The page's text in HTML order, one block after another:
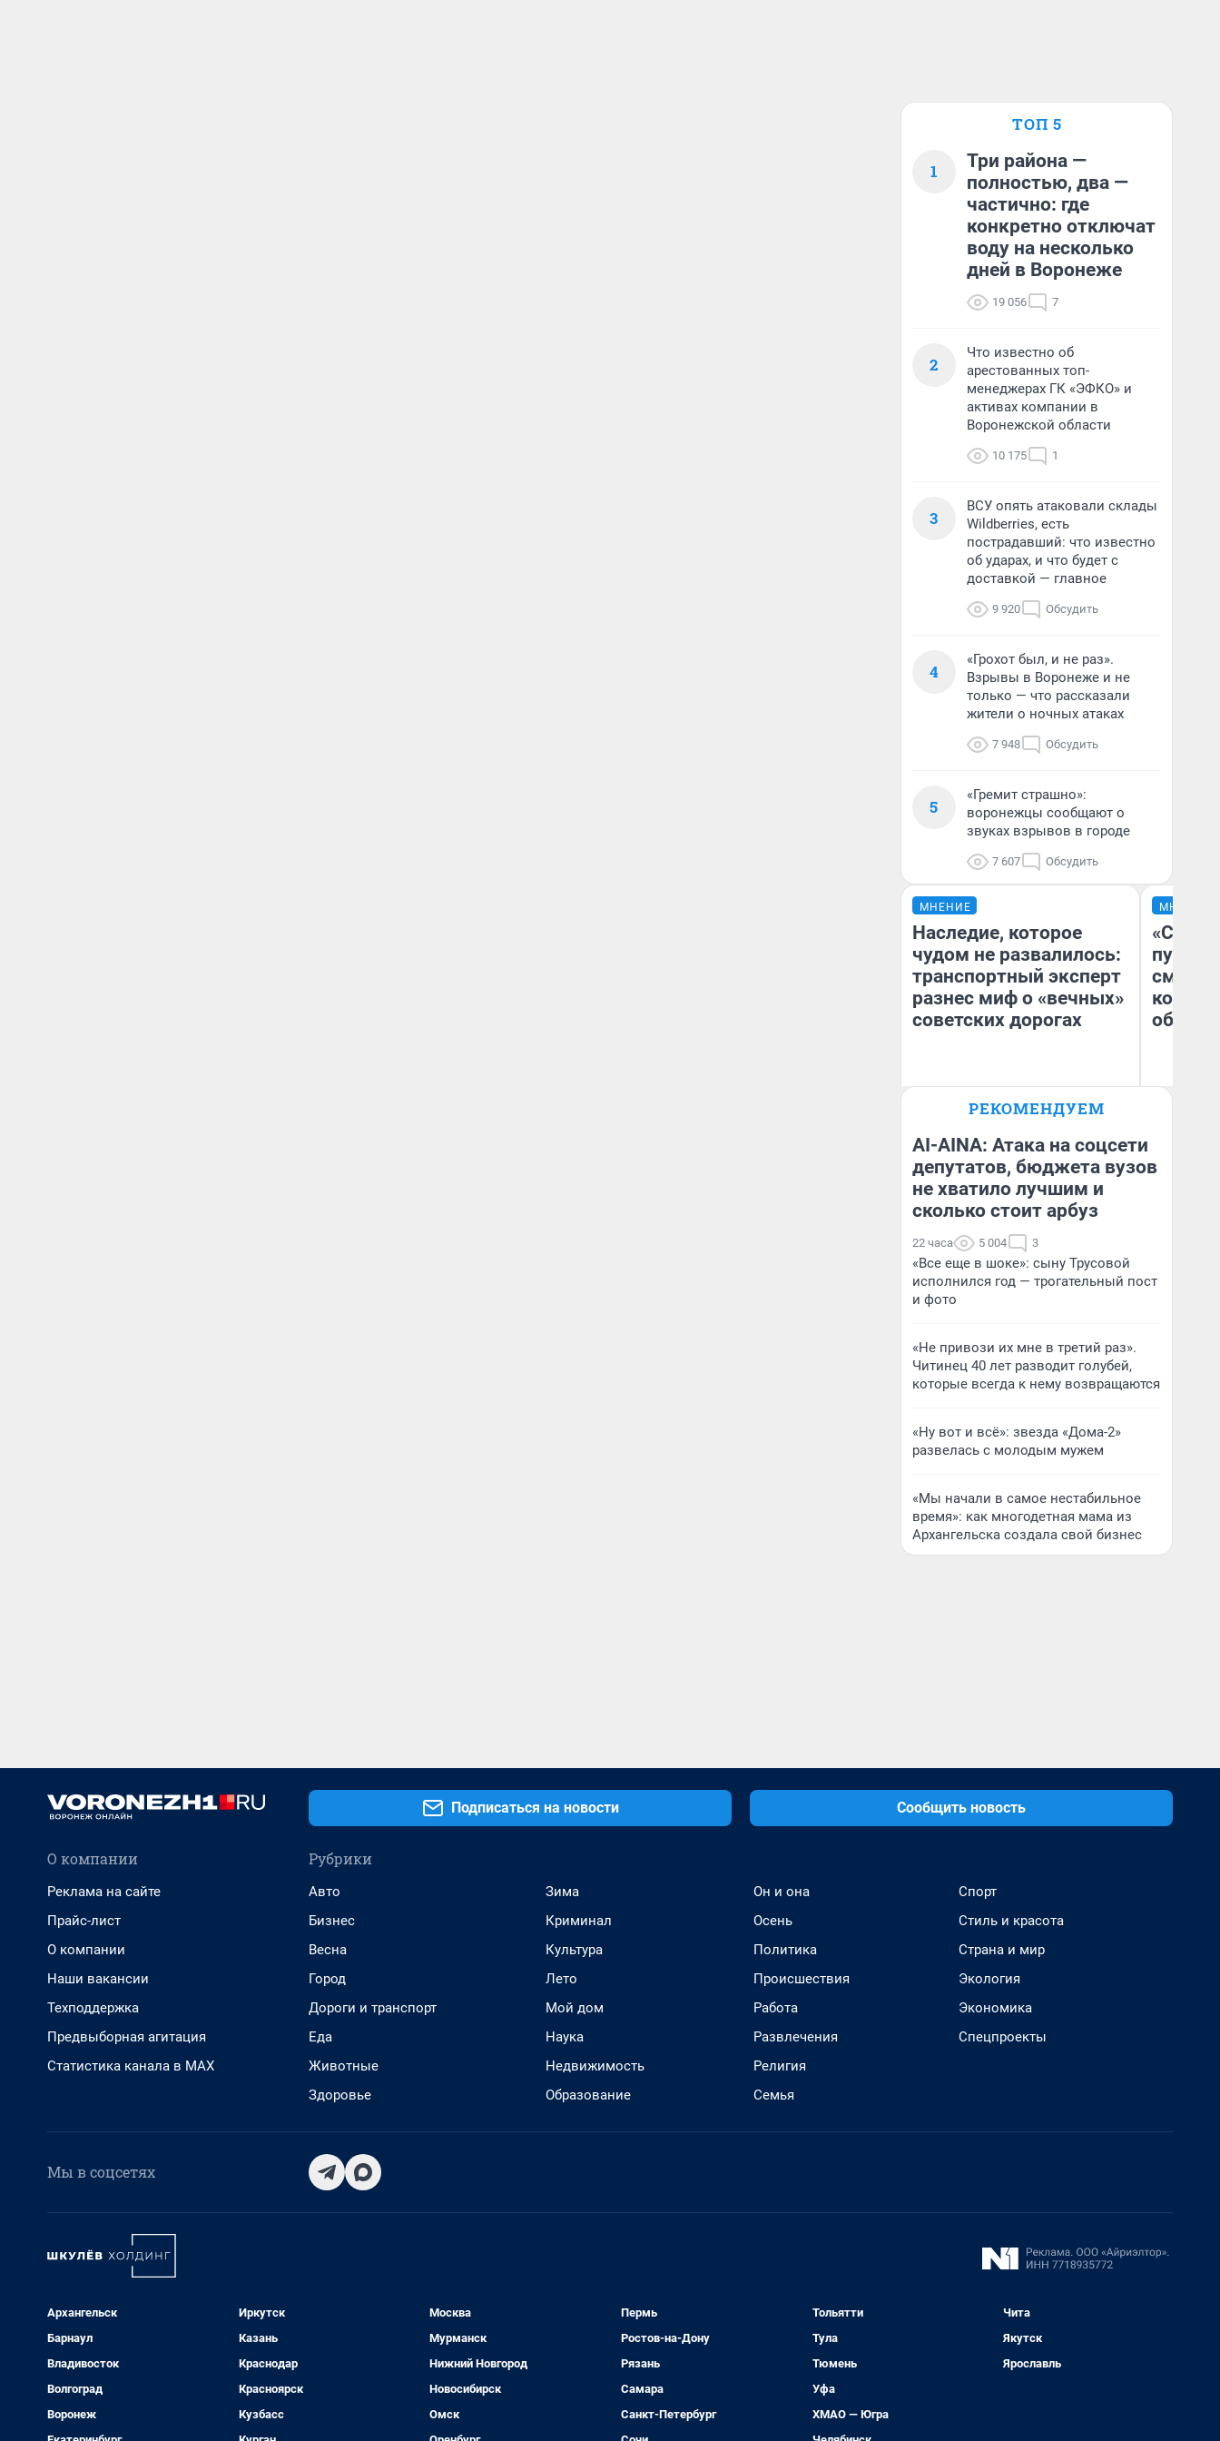
ТОП 5
1
Три района —
полностью, два —
частично: где
конкретно отключат
воду на несколько
дней в Воронеже
19 056 7
2
Что известно об
арестованных топ-
менеджерах ГК «ЭФКО» и
активах компании в
Воронежской области
10 175 1
3
ВСУ опять атаковали склады
Wildberries, есть
пострадавший: что известно
об ударах, и что будет с
доставкой — главное
9 920 Обсудить
4
«Грохот был, и не раз».
Взрывы в Воронеже и не
только — что рассказали
жители о ночных атаках
7 948 Обсудить
5
«Гремит страшно»:
воронежцы сообщают о
звуках взрывов в городе
7 607 Обсудить
МНЕНИЕ
Наследие, которое
чудом не развалилось:
транспортный эксперт
разнес миф о «вечных»
советских дорогах
Блогер, предприниматель,
бизнесе
МНЕНИЕ
РЕКОМЕНДУЕМ
AI-AINA: Атака на соцсети
депутатов, бюджета вузов
не хватило лучшим и
сколько стоит арбуз
22 часа 5 004 3
«Все еще в шоке»: сыну Трусовой
исполнился год — трогательный пост
и фото
«Не привози их мне в третий раз».
Читинец 40 лет разводит голубей,
которые всегда к нему возвращаются
«Ну вот и всё»: звезда «Дома-2»
развелась с молодым мужем
«Мы начали в самое нестабильное
время»: как многодетная мама из
Архангельска создала свой бизнес
Подписаться на новости Сообщить новость
О компании
Реклама на сайте
Прайс-лист
О компании
Наши вакансии
Техподдержка
Предвыборная агитация
Статистика канала в MAX
Рубрики
Авто
Бизнес
Весна
Город
Дороги и транспорт
Еда
Животные
Здоровье
Зима
Криминал
Культура
Лето
Мой дом
Наука
Недвижимость
Образование
Он и она
Осень
Политика
Происшествия
Работа
Развлечения
Религия
Семья
Спорт
Стиль и красота
Страна и мир
Экология
Экономика
Спецпроекты
Мы в соцсетях
Архангельск
Барнаул
Владивосток
Волгоград
Воронеж
Иркутск
Казань
Краснодар
Красноярск
Кузбасс
Москва
Мурманск
Нижний Новгород
Новосибирск
Омск
Пермь
Ростов-на-Дону
Рязань
Самара
Санкт-Петербург
Тольятти
Тула
Тюмень
Уфа
ХМАО — Югра
Чита
Якутск
Ярославль